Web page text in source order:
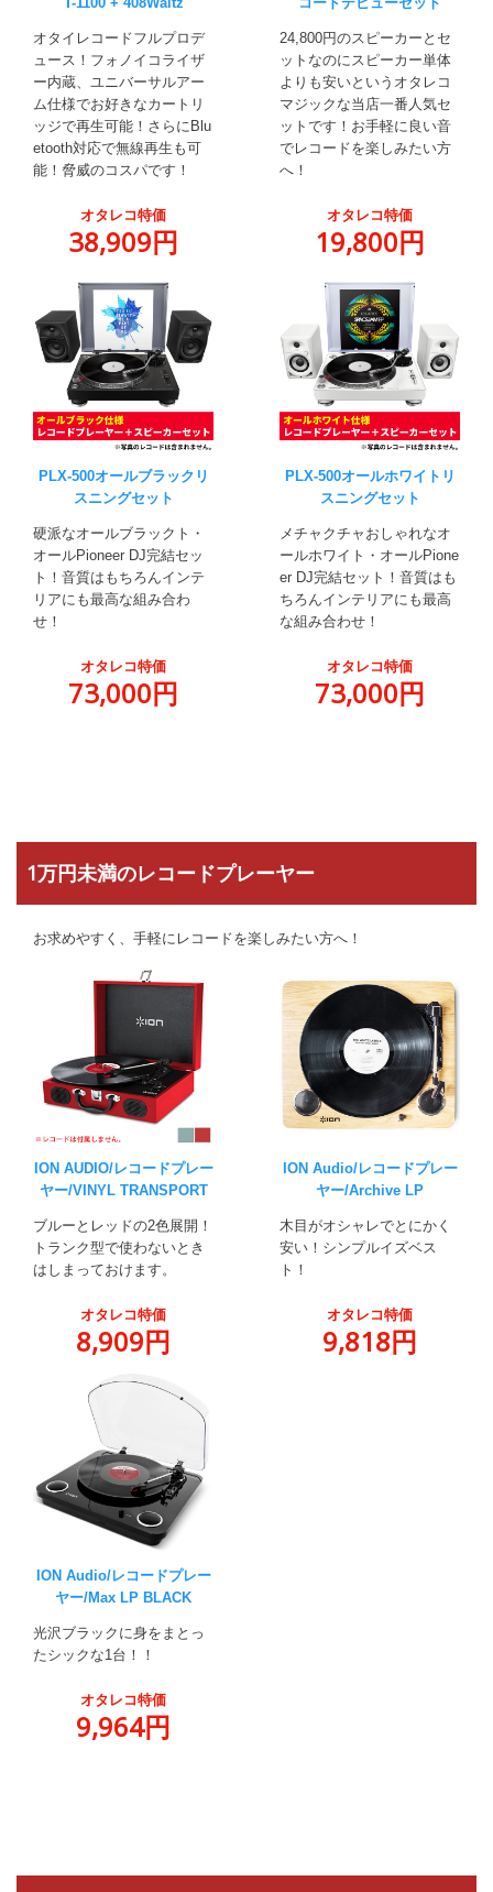
オタイレコードフルプロデ
ュース！フォノイコライザ
ー内蔵、ユニバーサルアー
ム仕様でお好きなカートリ
ッジで再生可能！さらにBlu
etooth対応で無線再生も可
能！脅威のコスパです！
オタレコ特価
38,909円
24,800円のスピーカーとセ
ットなのにスピーカー単体
よりも安いというオタレコ
マジックな当店一番人気セ
ットです！お手軽に良い音
でレコードを楽しみたい方
へ！
オタレコ特価
19,800円
PLX-500オールブラックリ
スニングセット
硬派なオールブラックト・
オールPioneer DJ完結セッ
ト！音質はもちろんインテ
リアにも最高な組み合わ
せ！
オタレコ特価
73,000円
PLX-500オールホワイトリ
スニングセット
メチャクチャおしゃれなオ
ールホワイト・オールPione
er DJ完結セット！音質はも
ちろんインテリアにも最高
な組み合わせ！
オタレコ特価
73,000円
1万円未満のレコードプレーヤー
お求めやすく、手軽にレコードを楽しみたい方へ！
ION AUDIO/レコードプレー
ヤー/VINYL TRANSPORT
ブルーとレッドの2色展開！
トランク型で使わないとき
はしまっておけます。
オタレコ特価
8,909円
ION Audio/レコードプレー
ヤー/Archive LP
木目がオシャレでとにかく
安い！シンプルイズベス
ト！
オタレコ特価
9,818円
ION Audio/レコードプレー
ヤー/Max LP BLACK
光沢ブラックに身をまとっ
たシックな1台！！
オタレコ特価
9,964円